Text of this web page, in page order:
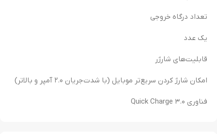
تعداد درگاه خروجی
یک عدد
قابلیت‌های شارژر
امکان شارژ کردن سریع‌تر موبایل (با شدت‌جریان ۲.۰ آمپر و بالاتر)
فناوری Quick Charge ۳.۰